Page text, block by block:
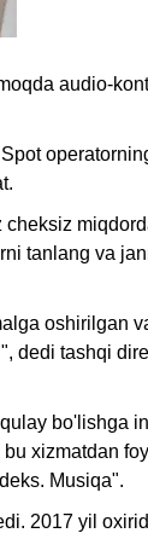
audio-
cheksiz
tanlang va
oshirilgan
dedi tashqi
bo'lishga
xizmatdan
Musiqa".
2017 yil